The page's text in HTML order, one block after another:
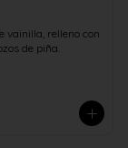
vainilla, relleno con
de piña.